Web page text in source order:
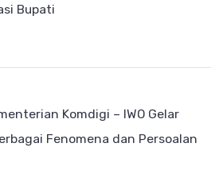
Bupati
Komdigi – IWO Gelar
Fenomena dan Persoalan